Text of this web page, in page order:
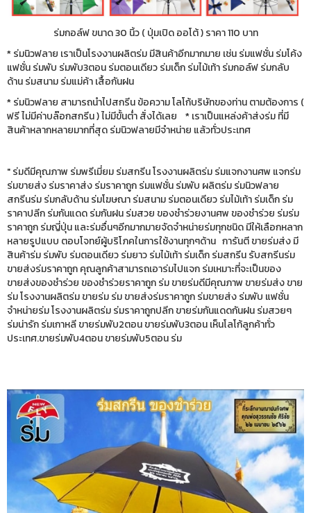
ร่มกอล์ฟ ขนาด 30 นิ้ว ( ปุ่มเปิด ออโต้ ) ราคา 110 บาท
* ร่มนิวฟลาย เราเป็นโรงงานผลิตร่ม มีสินค้าอีกมากมาย เช่น ร่มแฟชั่น ร่มโค้ง
แฟชั่น ร่มพับ ร่มพับ3ตอน ร่มตอนเดียว ร่มเด็ก ร่มไม้เท้า ร่มกอล์ฟ ร่มกลับ
ด้าน ร่มสนาม ร่มแม่ค้า เสื้อกันฝน
* ร่มนิวฟลาย สามารถนำไปสกรีน ข้อความ โลโก้บริษัทของท่าน ตามต้องการ (
ฟรี ไม่มีค่าบล๊อกสกรีน ) ไม่มีขั้นต่ำ สั่งได้เลย * เราเป็นแหล่งค้าส่งร่ม ที่มี
สินค้าหลากหลายมากที่สุด ร่มนิวฟลายมีจำหน่าย แล้วทั่วประเทศ
" ร่มดีมีคุณภาพ ร่มพรีเมี่ยม ร่มสกรีน โรงงานผลิตร่ม ร่มแจกงานศพ แจกร่ม
ร่มขายส่ง ร่มราคาส่ง ร่มราคาถูก ร่มแฟชั่น ร่มพับ ผลิตร่ม ร่มนิวฟลาย
สกรีนร่ม ร่มกลับด้าน ร่มโฆษณา ร่มสนาม ร่มตอนเดียว ร่มไม้เท้า ร่มเด็ก ร่ม
ราคาปลีก ร่มกันแดด ร่มกันฝน ร่มสวย ของชำร่วยงานศพ ของชำร่วย ร่มร่ม
ราคาถูก ร่มญี่ปุ่น และร่มอื่นๆอีกมากมายจัดจำหน่ายร่มทุกชนิด มีให้เลือกหลาก
หลายรูปแบบ ตอบโจทย์ผู้บริโภคในการใช้งานทุกๆด้าน การันตี ขายร่มส่ง มี
สินค้าร่ม ร่มพับ ร่มตอนเดียว ร่มยาว ร่มไม้เท้า ร่มเด็ก ร่มสกรีน รับสกรีนร่ม
ขายส่งร่มราคาถูก คุณลูกค้าสามารถเอาร่มไปแจก ร่มเหมาะที่จะเป็นของ
ขายส่งของชำร่วย ของชำร่วยราคาถูก ร่ม ขายร่มดีมีคุณภาพ ขายร่มส่ง ขาย
ร่ม โรงงานผลิตร่ม ขายร่ม ร่ม ขายส่งร่มราคาถูก ร่มขายส่ง ร่มพับ แฟชั่น
จำหน่ายร่ม โรงงานผลิตร่ม ร่มราคาถูกปลีก ขายร่มกันแดดกันฝน ร่มสวยๆ
ร่มน่ารัก ร่มเกาหลี ขายร่มพับ2ตอน ขายร่มพับ3ตอน เห็นโลโก้ลูกค้าทั่ว
ประเทศ.ขายร่มพับ4ตอน ขายร่มพับ5ตอน ร่ม